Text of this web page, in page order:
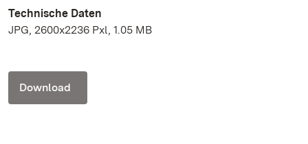
Technische Daten
JPG, 2600x2236 Pxl, 1.05 MB
Download